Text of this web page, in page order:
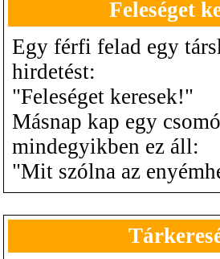
Feleséget
Egy férfi felad egy
hirdetést:
"Feleséget keresek!"
Másnap kap egy
mindegyikben ez áll:
"Mit szólna az